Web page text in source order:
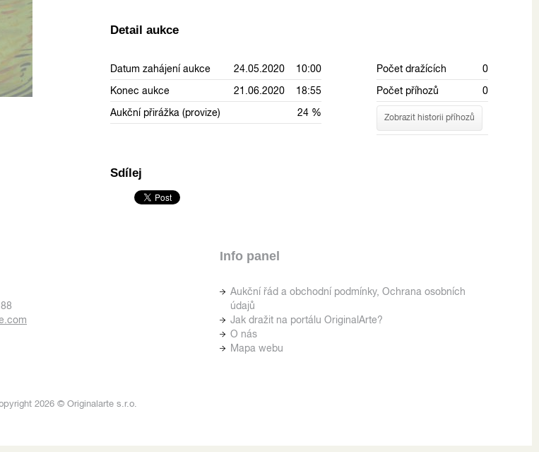
Detail aukce
Datum zahájení aukce
24.05.2020 10:00
Konec aukce
21.06.2020 18:55
Aukční přirážka (provize)
24 %
Počet dražících
0
Počet příhozů
0
Zobrazit historii příhozů
Sdílej
Info panel
Aukční řád a obchodní podmínky, Ochrana osobních
údajů
Jak dražit na portálu OriginalArte?
O nás
Mapa webu
2026 © Originalarte s.r.o.